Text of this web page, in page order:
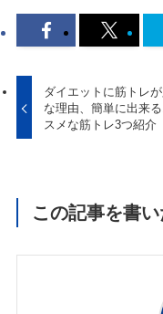
ダイエットに筋トレ
な理由、簡単に出来
スメな筋トレ3つ紹介
この記事を書い